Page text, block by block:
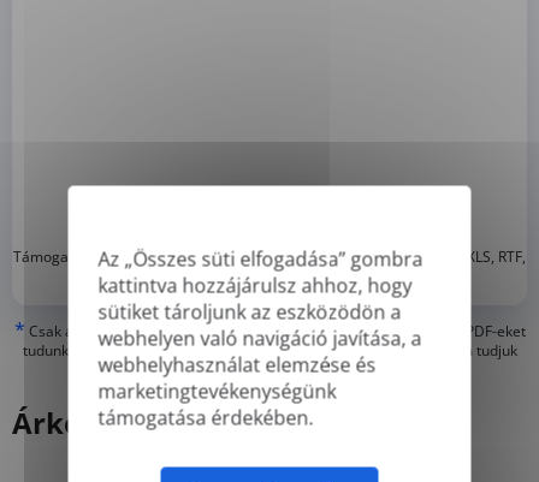
Az „Összes süti elfogadása” gombra
kattintva hozzájárulsz ahhoz, hogy
sütiket tároljunk az eszközödön a
webhelyen való navigáció javítása, a
webhelyhasználat elemzése és
marketingtevékenységünk
támogatása érdekében.
Támogatott formátumok: DOC, DOCX, ODT, PDF* , CSV, PPTX, XLSX, XLS, RTF,
TXT
* Csak a 'valódi' vagy digitálisan létrehozott PDF-eket és kereshető PDF-eket
tudunk lefordítani, de a 'csak képes' vagy beszkennel PDF-eket nem tudjuk
lefordítani
Árképzés